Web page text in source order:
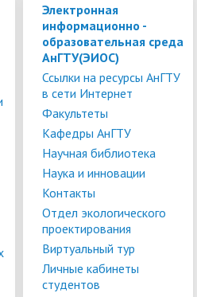
Электронная
информационно -
образовательная среда
АнГТУ(ЭИОС)
Ссылки на ресурсы АнГТУ
в сети Интернет
Факультеты
Кафедры АнГТУ
Научная библиотека
Наука и инновации
Контакты
Отдел экологического
проектирования
Виртуальный тур
Личные кабинеты
студентов